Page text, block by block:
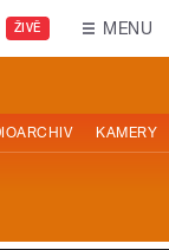
ŽIVĚ MENU
KAMERY